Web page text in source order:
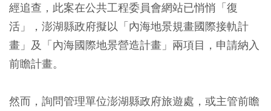
經追查，此案在公共工程委員會網站已悄悄「復
活」，澎湖縣政府擬以「內海地景規畫國際接軌計
畫」及「內海國際地景營造計畫」兩項目，申請納入
前瞻計畫。
然而，詢問管理單位澎湖縣政府旅遊處，或主管前瞻